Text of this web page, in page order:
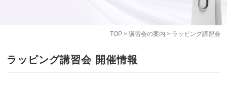
TOP> 講習会の案内 > ラッピング講習会
ラッピング講習会 開催情報